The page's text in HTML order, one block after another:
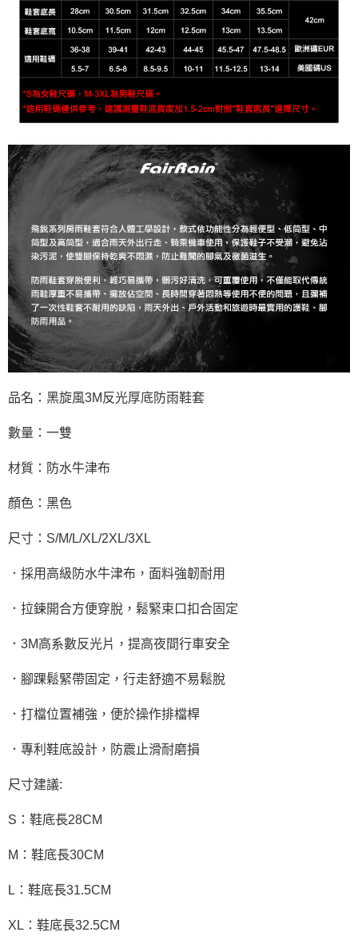
品名：黑旋風3M反光厚底防雨鞋套
數量：一雙
材質：防水牛津布
顏色：黑色
尺寸：S/M/L/XL/2XL/3XL
．採用高級防水牛津布，面料強韌耐用
．拉鍊開合方便穿脫，鬆緊束口扣合固定
．3M高系數反光片，提高夜間行車安全
．腳踝鬆緊帶固定，行走舒適不易鬆脫
．打檔位置補強，便於操作排檔桿
．專利鞋底設計，防震止滑耐磨損
尺寸建議:
S：鞋底長28CM
M：鞋底長30CM
L：鞋底長31.5CM
XL：鞋底長32.5CM